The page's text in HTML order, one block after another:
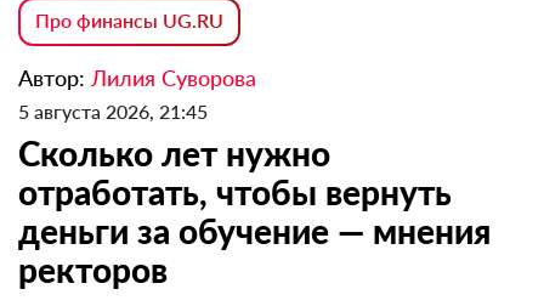
Про финансы UG.RU
Автор: Лилия Суворова
5 августа 2026, 21:45
Сколько лет нужно
отработать, чтобы вернуть
деньги за обучение — мнения
ректоров